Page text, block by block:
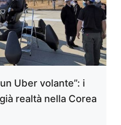
Uber volante”: i
realtà nella Corea